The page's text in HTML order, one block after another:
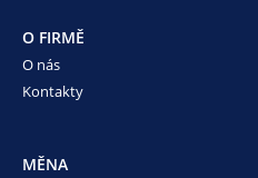
O FIRMĚ
O nás
Kontakty
MĚNA